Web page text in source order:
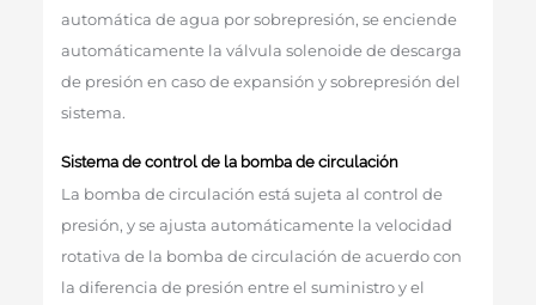
automática de agua por sobrepresión, se enciende
automáticamente la válvula solenoide de descarga
de presión en caso de expansión y sobrepresión del
sistema.
Sistema de control de la bomba de circulación
La bomba de circulación está sujeta al control de
presión, y se ajusta automáticamente la velocidad
rotativa de la bomba de circulación de acuerdo con
la diferencia de presión entre el suministro y el